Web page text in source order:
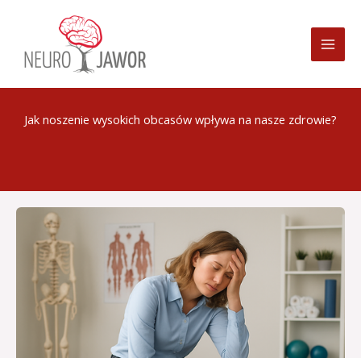
treści
Jak noszenie wysokich obcasów wpływa na nasze zdrowie?